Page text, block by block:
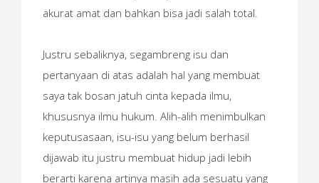
akurat amat dan bahkan bisa jadi salah total.
Justru sebaliknya, segambreng isu dan
pertanyaan di atas adalah hal yang membuat
saya tak bosan jatuh cinta kepada ilmu,
khususnya ilmu hukum. Alih-alih menimbulkan
keputusasaan, isu-isu yang belum berhasil
dijawab itu justru membuat hidup jadi lebih
berarti karena artinya masih ada sesuatu yang